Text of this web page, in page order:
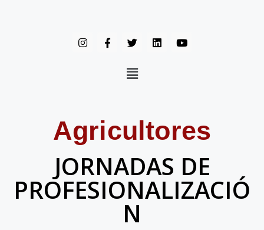
Agricultores
JORNADAS DE
PROFESIONALIZACIÓ
N